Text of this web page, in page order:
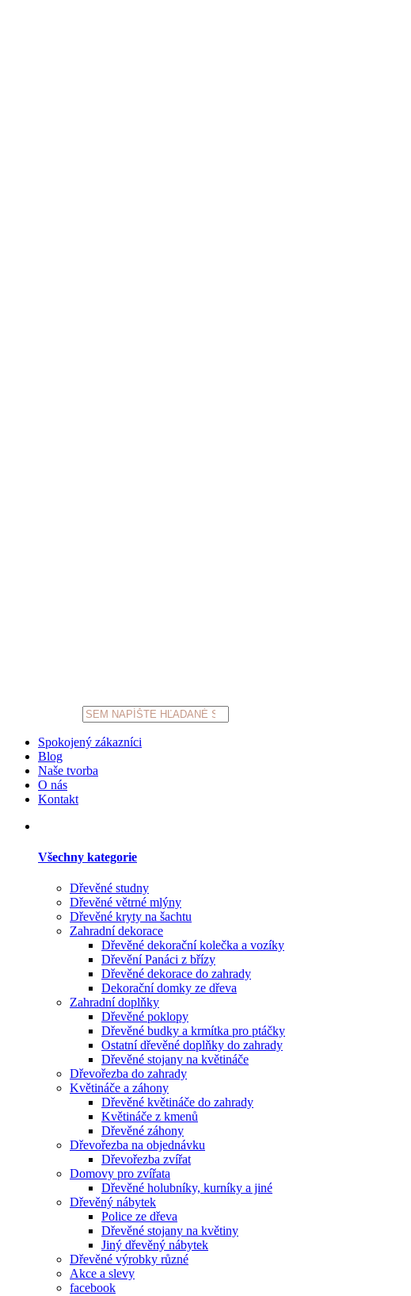
Products
search
Spokojený zákazníci
Blog
Naše tvorba
O nás
Kontakt
Všechny kategorie
Dřevěné studny
Dřevěné větrné mlýny
Dřevěné kryty na šachtu
Zahradní dekorace
Dřevěné dekorační kolečka a vozíky
Dřevění Panáci z břízy
Dřevěné dekorace do zahrady
Dekorační domky ze dřeva
Zahradní doplňky
Dřevěné poklopy
Dřevěné budky a krmítka pro ptáčky
Ostatní dřevěné doplňky do zahrady
Dřevěné stojany na květináče
Dřevořezba do zahrady
Květináče a záhony
Dřevěné květináče do zahrady
Květináče z kmenů
Dřevěné záhony
Dřevořezba na objednávku
Dřevořezba zvířat
Domovy pro zvířata
Dřevěné holubníky, kurníky a jiné
Dřevěný nábytek
Police ze dřeva
Dřevěné stojany na květiny
Jiný dřevěný nábytek
Dřevěné výrobky různé
Akce a slevy
facebook